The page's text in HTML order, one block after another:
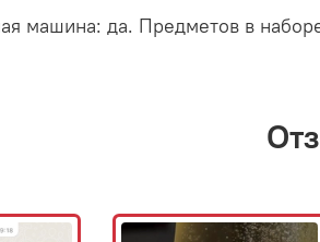
машина: да. Предметов в